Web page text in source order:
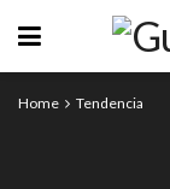
Home Tendencia